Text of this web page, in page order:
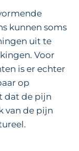
kunnen soms
uit te
Voor
is er echter
op
dat de pijn
van de pijn